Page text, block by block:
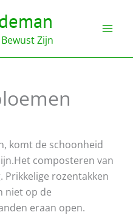
Zijn
komt de schoonheid
composteren van
Prikkelige rozentakken
niet op de
eraan open.